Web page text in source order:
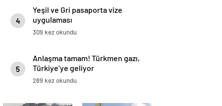
4
Yeşil ve Gri pasaporta vize
uygulaması
309 kez okundu
5
Anlaşma tamam! Türkmen gazı,
Türkiye’ye geliyor
289 kez okundu